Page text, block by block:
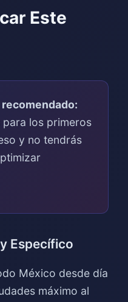
Este
los primeros
y no tendrás
Específico
México desde día
máximo al